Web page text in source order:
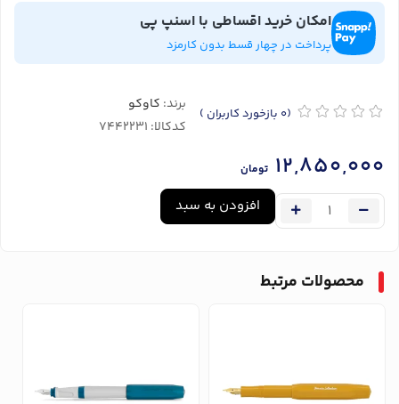
امکان خرید اقساطی با اسنپ پی
پرداخت در چهار قسط بدون کارمزد
(0 بازخورد کاربران ) برند: کاوکو
کدکالا:
12,850,000 تومان
افزودن به سبد
محصولات مرتبط